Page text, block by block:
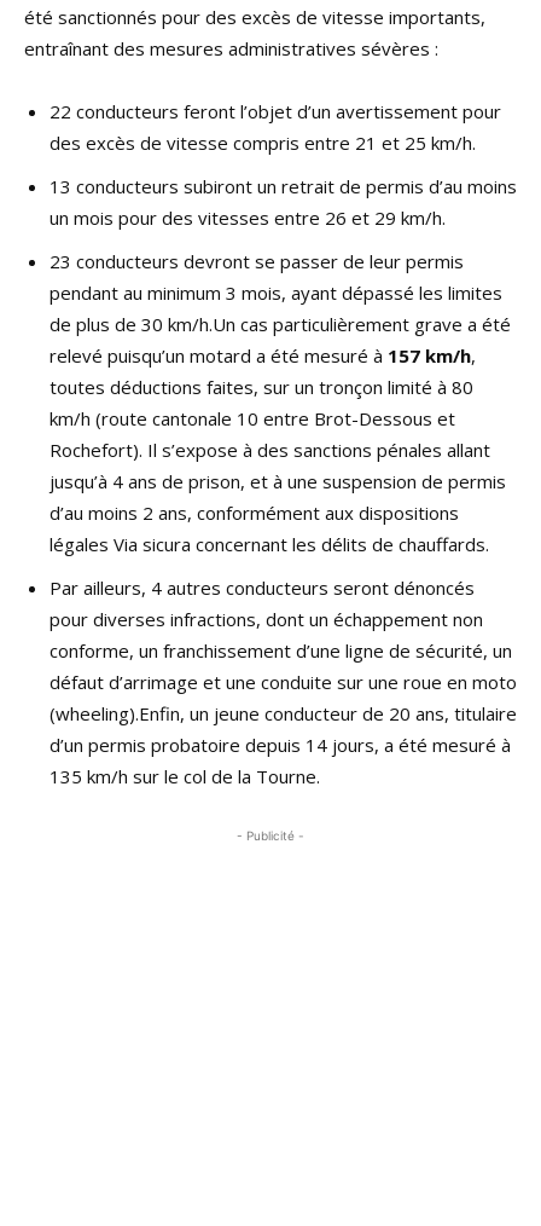
été sanctionnés pour des excès de vitesse importants,
entraînant des mesures administratives sévères :
22 conducteurs feront l’objet d’un avertissement pour
des excès de vitesse compris entre 21 et 25 km/h.
13 conducteurs subiront un retrait de permis d’au moins
un mois pour des vitesses entre 26 et 29 km/h.
23 conducteurs devront se passer de leur permis
pendant au minimum 3 mois, ayant dépassé les limites
de plus de 30 km/h.Un cas particulièrement grave a été
relevé puisqu’un motard a été mesuré à 157 km/h,
toutes déductions faites, sur un tronçon limité à 80
km/h (route cantonale 10 entre Brot-Dessous et
Rochefort). Il s’expose à des sanctions pénales allant
jusqu’à 4 ans de prison, et à une suspension de permis
d’au moins 2 ans, conformément aux dispositions
légales Via sicura concernant les délits de chauffards.
Par ailleurs, 4 autres conducteurs seront dénoncés
pour diverses infractions, dont un échappement non
conforme, un franchissement d’une ligne de sécurité, un
défaut d’arrimage et une conduite sur une roue en moto
(wheeling).Enfin, un jeune conducteur de 20 ans, titulaire
d’un permis probatoire depuis 14 jours, a été mesuré à
135 km/h sur le col de la Tourne.
- Publicité -